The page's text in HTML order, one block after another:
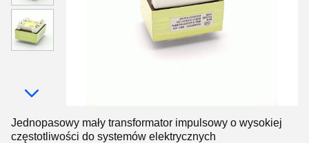
Jednopasowy mały transformator impulsowy o wysokiej
częstotliwości do systemów elektrycznych